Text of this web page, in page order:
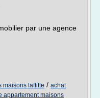
par une agence
maisons laffitte / achat
appartement maisons